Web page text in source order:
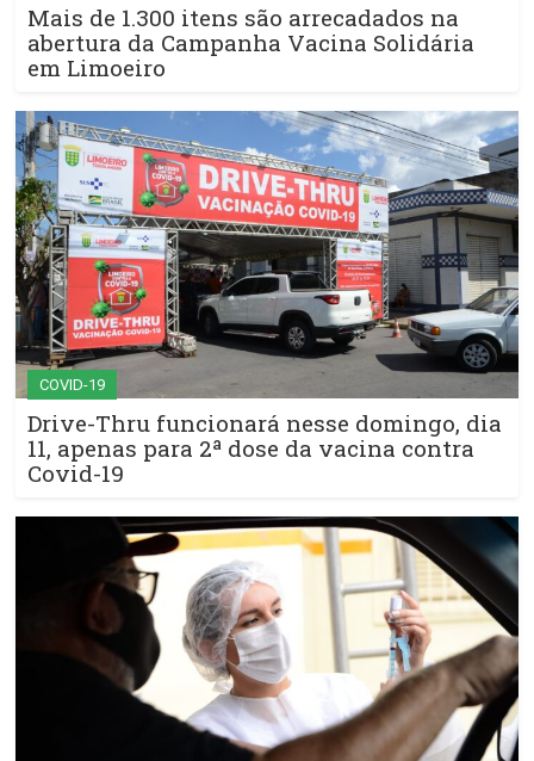
Mais de 1.300 itens são arrecadados na
abertura da Campanha Vacina Solidária
em Limoeiro
COVID-19
Drive-Thru funcionará nesse domingo, dia
11, apenas para 2ª dose da vacina contra
Covid-19